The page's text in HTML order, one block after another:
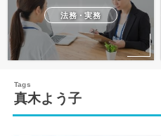
法務・実務
真木よう子